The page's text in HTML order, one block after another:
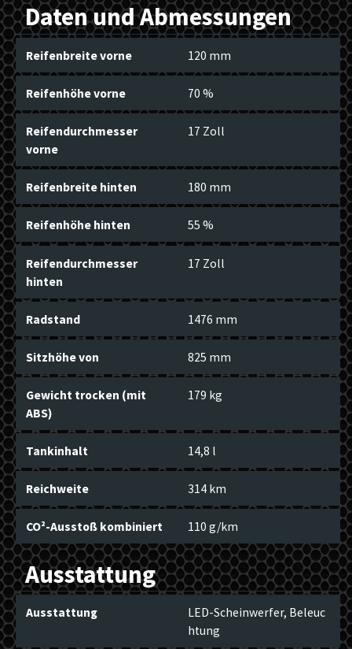
Daten und Abmessungen
Reifenbreite vorne 120 mm
Reifenhöhe vorne 70 %
Reifendurchmesser
vorne
17 Zoll
Reifenbreite hinten 180 mm
Reifenhöhe hinten 55 %
Reifendurchmesser
hinten
17 Zoll
Radstand 1476 mm
Sitzhöhe von 825 mm
Gewicht trocken (mit
ABS)
179 kg
Tankinhalt 14,8 l
Reichweite 314 km
CO²-Ausstoß kombiniert 110 g/km
Ausstattung
Ausstattung
LED-Scheinwerfer, Beleuc
htung